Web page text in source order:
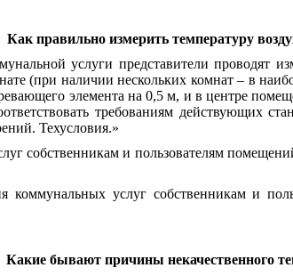
Как правильно измерить температуру
услуги представители проводят
(при наличии нескольких комнат – в
элемента на 0,5 м, и в центре
требованиям действующих
Техусловия.»
собственникам и пользователям
услуг собственникам и
Какие бывают причины некачественного